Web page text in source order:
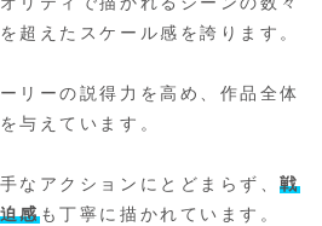
超えたスケール感を誇ります。
リーの説得力を高め、作品全体
与えています。
なアクションにとどまらず、戦
感も丁寧に描かれています。